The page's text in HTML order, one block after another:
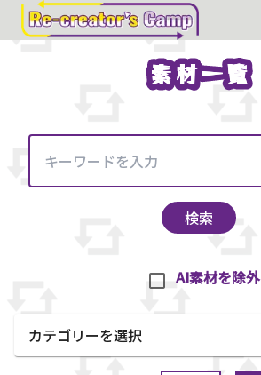
素材一覧
素材一覧
検索
AI素材を除外
カテゴリーを選択